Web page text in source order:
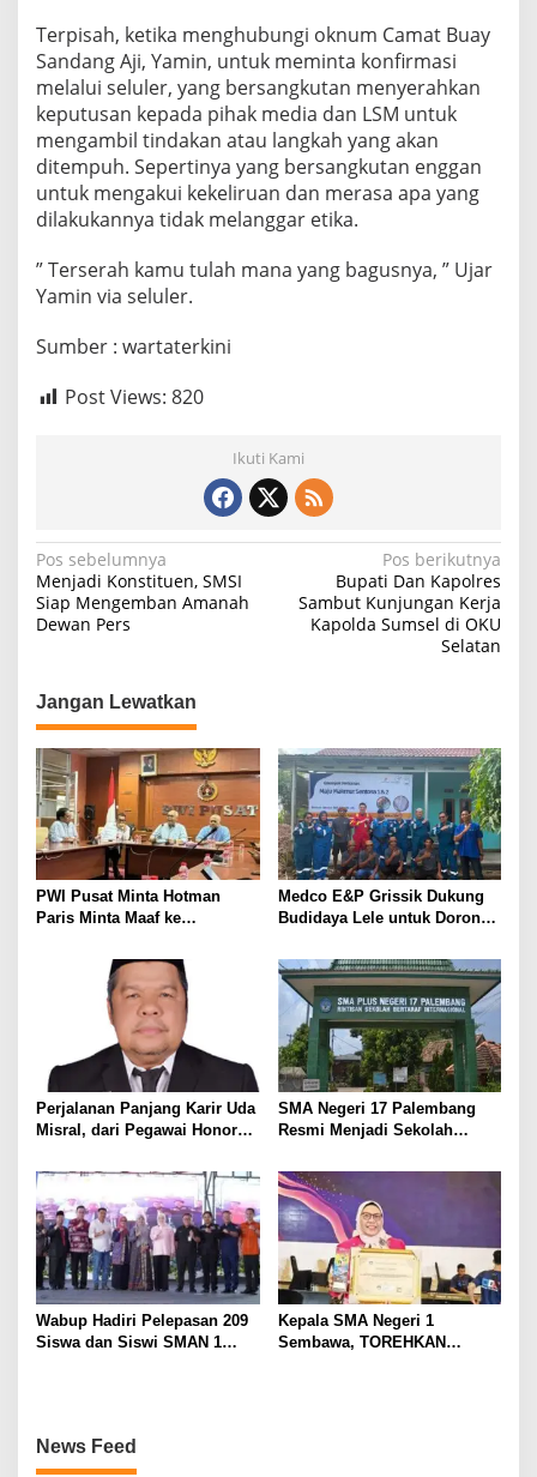
M
.
Terpisah, ketika menghubungi oknum Camat Buay
Sandang Aji, Yamin, untuk meminta konfirmasi
melalui seluler, yang bersangkutan menyerahkan
keputusan kepada pihak media dan LSM untuk
mengambil tindakan atau langkah yang akan
ditempuh. Sepertinya yang bersangkutan enggan
untuk mengakui kekeliruan dan merasa apa yang
dilakukannya tidak melanggar etika.
” Terserah kamu tulah mana yang bagusnya, ” Ujar
Yamin via seluler.
Sumber : wartaterkini
Post Views: 820
Ikuti Kami
N
a
v
g
a
s
i
p
o
s
Pos sebelumnya
Menjadi Konstituen, SMSI
Siap Mengemban Amanah
Dewan Pers
Pos berikutnya
Bupati Dan Kapolres
Sambut Kunjungan Kerja
Kapolda Sumsel di OKU
Selatan
Jangan Lewatkan
PWI Pusat Minta Hotman
Paris Minta Maaf ke
Pers Harus Dihormati
Medco E&P Grissik Dukung
Budidaya Lele untuk Dorong
Masyarakat
Perjalanan Panjang Karir Uda
Misral, dari Pegawai Honorer
Karir Jabatan Struktural
Eselon III
SMA Negeri 17 Palembang
Resmi Menjadi Sekolah
Wabup Hadiri Pelepasan 209
Siswa dan Siswi SMAN 1
Kepala SMA Negeri 1
Sembawa, TOREHKAN
News Feed